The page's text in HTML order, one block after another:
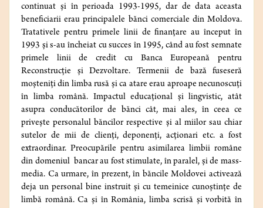
continuat și în perioada 1993-1995, dar de data aceasta
beneficiarii erau principalele bănci comerciale din Moldova.
Tratativele pentru primele linii de finanțare au început în
1993 și s-au încheiat cu succes în 1995, când au fost semnate
primele linii de credit cu Banca Europeană pentru
Reconstrucție și Dezvoltare. Termenii de bază fuseseră
moșteniți din limba rusă și ca atare erau aproape necunoscuți
în limba română. Impactul educațional și lingvistic, atât
asupra conducătorilor de bănci cât, mai ales, în ceea ce
privește personalul băncilor respective și al miilor sau chiar
sutelor de mii de clienți, deponenți, acționari etc. a fost
extraordinar. Preocupările pentru asimilarea limbii române
din domeniul bancar au fost stimulate, în paralel, și de mass-
media. Ca urmare, în prezent, în băncile Moldovei activează
deja un personal bine instruit și cu temeinice cunoștințe de
limbă română. Ca și în România, limba scrisă și vorbită în